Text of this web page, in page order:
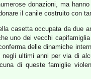
donazioni, ma
il canile costruito con
casetta occupata da due
uno dei vecchi
delle dinamiche
ultimi anni per via di
di queste famiglie